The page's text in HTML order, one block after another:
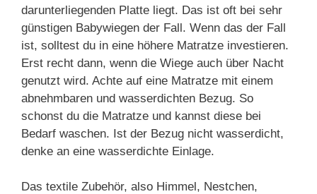
darunterliegenden Platte liegt. Das ist oft bei sehr
günstigen Babywiegen der Fall. Wenn das der Fall
ist, solltest du in eine höhere Matratze investieren.
Erst recht dann, wenn die Wiege auch über Nacht
genutzt wird. Achte auf eine Matratze mit einem
abnehmbaren und wasserdichten Bezug. So
schonst du die Matratze und kannst diese bei
Bedarf waschen. Ist der Bezug nicht wasserdicht,
denke an eine wasserdichte Einlage.
Das textile Zubehör, also Himmel, Nestchen,